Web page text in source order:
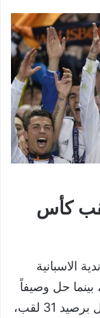
كأس
الاسبانية
الملك برصيد 20 لقب، بينما حل وصيفاً
20 مرة، ويأتي برشلونة في المركز الأول برصيد 31 لقب،